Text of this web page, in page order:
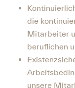
die
Mitarbeiter
beruflichen
unsere